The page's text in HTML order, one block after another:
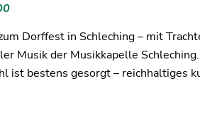
Dorffest in Schleching – mit
Musik der Musikkapelle Schleching.
ist bestens gesorgt – reichhaltiges